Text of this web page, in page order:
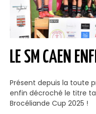
LE SM CAEN
Présent depuis la toute
enfin décroché le titre
Brocéliande Cup 2025 !